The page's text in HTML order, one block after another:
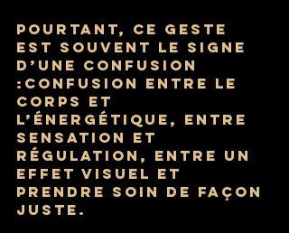
Pourtant, ce geste
est souvent le signe
d’une confusion
:confusion entre le
corps et
l’énergétique, entre
sensation et
régulation, entre un
effet visuel et
prendre soin de façon
juste.